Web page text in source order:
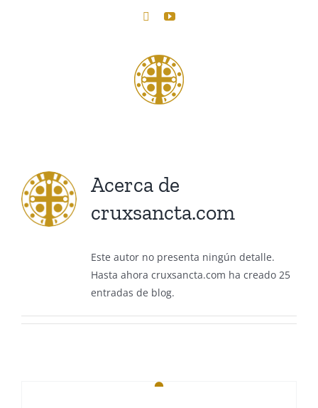
YouTube
Acerca de
cruxsancta.com
Este autor no presenta ningún detalle.
Hasta ahora cruxsancta.com ha creado 25
entradas de blog.